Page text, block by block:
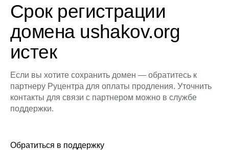
Срок регистрации
домена ushakov.org
истек
Если вы хотите сохранить домен — обратитесь к
партнеру Руцентра для оплаты продления. Уточнить
контакты для связи с партнером можно в службе
поддержки.
Обратиться в поддержку